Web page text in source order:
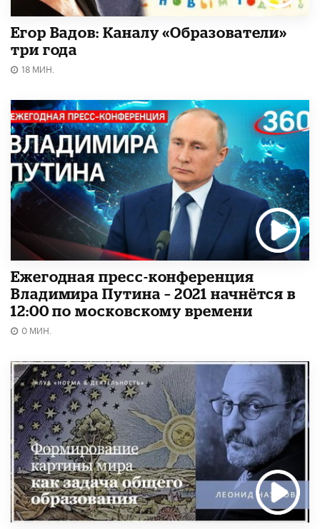
Егор Вадов: Каналу «Образователи»
три года
18 МИН.
Ежегодная пресс-конференция
Владимира Путина – 2021 начнётся в
12:00 по московскому времени
0 МИН.